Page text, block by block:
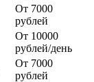
От 7000
рублей
От 10000
рублей/день
От 7000
рублей